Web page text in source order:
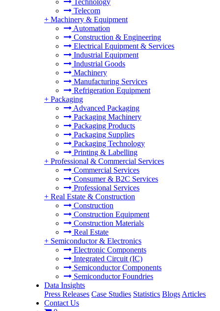
Technology
Telecom
+ Machinery & Equipment
Automation
Construction & Engineering
Electrical Equipment & Services
Industrial Equipment
Industrial Goods
Machinery
Manufacturing Services
Refrigeration Equipment
+ Packaging
Advanced Packaging
Packaging Machinery
Packaging Products
Packaging Supplies
Packaging Technology
Printing & Labelling
+ Professional & Commercial Services
Commercial Services
Consumer & B2C Services
Professional Services
+ Real Estate & Construction
Construction
Construction Equipment
Construction Materials
Real Estate
+ Semiconductor & Electronics
Electronic Components
Integrated Circuit (IC)
Semiconductor Components
Semiconductor Foundries
Data Insights
Press Releases Case Studies Statistics Blogs Articles
Contact Us